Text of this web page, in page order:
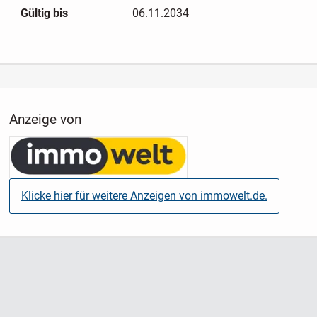
Gültig bis
06.11.2034
Anzeige von
Klicke hier für weitere Anzeigen von immowelt.de.